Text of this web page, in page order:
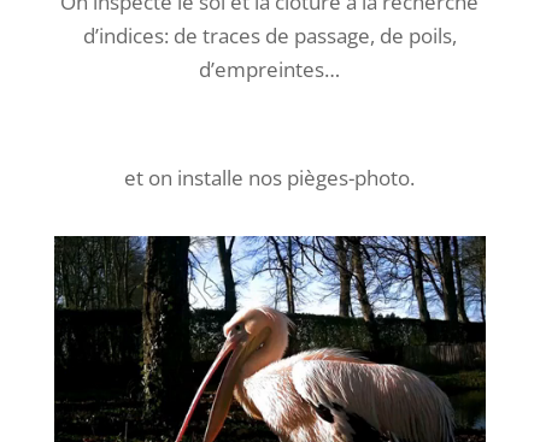
d’indices: de traces de passage, de poils,
d’empreintes…
et on installe nos pièges-photo.
Lecteur
vidéo